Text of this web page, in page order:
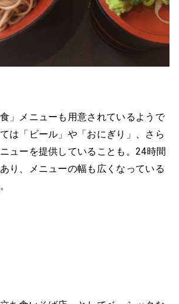
」メニューも用意されているようで
は「ビール」や「おにぎり」、さら
ューを提供していることも。24時間
り、メニューの幅も広くなっている